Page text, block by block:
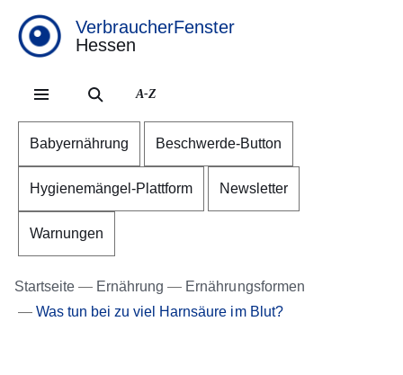
VerbraucherFenster
Hessen
A-Z
Babyernährung Beschwerde-Button
Hygienemängel-Plattform Newsletter
Warnungen
Startseite Ernährung
Ernährungsformen
Was tun bei zu viel Harnsäure im Blut?